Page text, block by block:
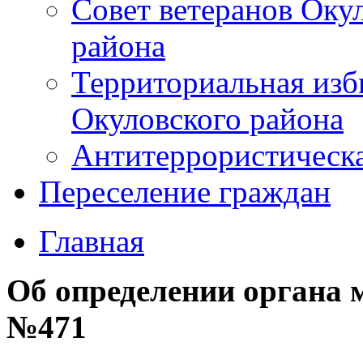
Совет ветеранов
района
Территориальная
Окуловского района
Переселение граждан
Главная
Об определении органа
№471